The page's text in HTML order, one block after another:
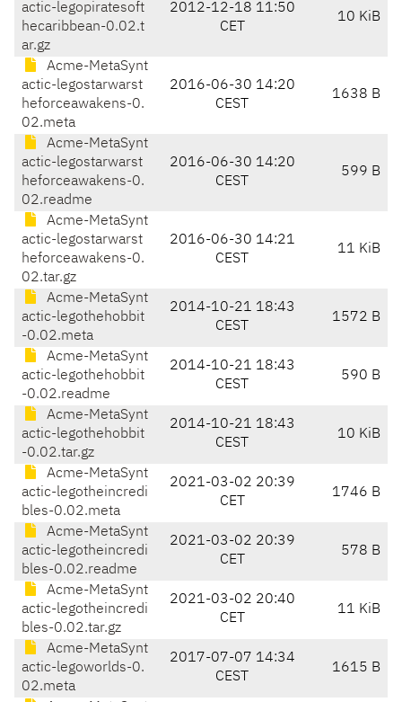
actic-legopiratesoft
hecaribbean-0.02.t
ar.gz
2012-12-18 11:50
CET
10 KiB
Acme-MetaSynt
actic-legostarwarst
heforceawakens-0.
02.meta
2016-06-30 14:20
CEST
1638 B
Acme-MetaSynt
actic-legostarwarst
heforceawakens-0.
02.readme
2016-06-30 14:20
CEST
599 B
Acme-MetaSynt
actic-legostarwarst
heforceawakens-0.
02.tar.gz
2016-06-30 14:21
CEST
11 KiB
Acme-MetaSynt
actic-legothehobbit
-0.02.meta
2014-10-21 18:43
CEST
1572 B
Acme-MetaSynt
actic-legothehobbit
-0.02.readme
2014-10-21 18:43
CEST
590 B
Acme-MetaSynt
actic-legothehobbit
-0.02.tar.gz
2014-10-21 18:43
CEST
10 KiB
Acme-MetaSynt
actic-legotheincredi
bles-0.02.meta
2021-03-02 20:39
CET
1746 B
Acme-MetaSynt
actic-legotheincredi
bles-0.02.readme
2021-03-02 20:39
CET
578 B
Acme-MetaSynt
actic-legotheincredi
bles-0.02.tar.gz
2021-03-02 20:40
CET
11 KiB
Acme-MetaSynt
actic-legoworlds-0.
02.meta
2017-07-07 14:34
CEST
1615 B